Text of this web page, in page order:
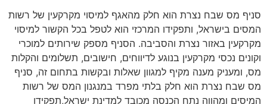
סניף מס שבח נצרת הוא חלק מהאגף למיסוי מקרקעין של רשות
המסים בישראל, ותפקידו המרכזי הוא לטפל בכל הקשור למיסוי
מקרקעין באזור נצרת והסביבה. הסניף מספק שירותים למוכרי
וקונים נכסי מקרקעין בנוגע לדיווחים, חישובים, תשלומים והקלות
מס, ומעניק מענה מקיף למגוון שאלות ובקשות בתחום זה, סניף
מס שבח נצרת הוא חלק בלתי מפרד במנגנון המס של רשות
המיסים ומהווה נתח הכנסה מכובד למדינת ישראל,תפקידו